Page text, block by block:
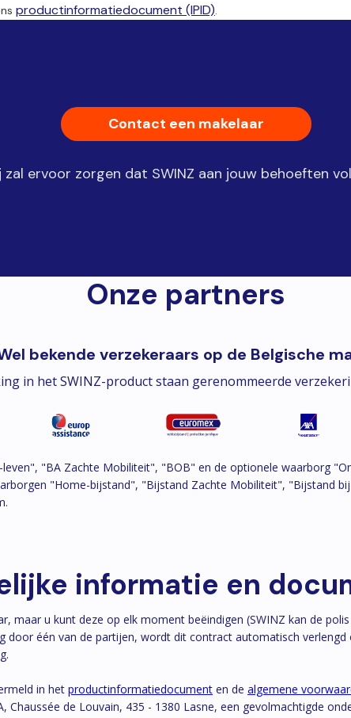
productinformatiedocument (IPID).
Contact een makelaar
zal ervoor zorgen dat SWINZ aan jouw behoeften
Onze partners
bekende verzekeraars op de Belgische
in het SWINZ-product staan gerenommeerde
"BA Zachte Mobiliteit", "BOB" en de optionele waarborg
"Home-bijstand", "Bijstand Zachte Mobiliteit", "Bijstand
informatie en
maar u kunt deze op elk moment beëindigen (SWINZ kan de
door één van de partijen, wordt dit contract automatisch
in het productinformatiedocument en de algemene
Chaussée de Louvain, 435 - 1380 Lasne, een gevolmachtigde